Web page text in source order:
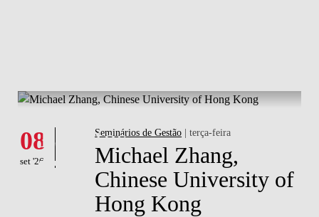
Eventos
08
set '26
Seminários de Gestão | terça-feira
Michael Zhang,
Chinese University of
Hong Kong